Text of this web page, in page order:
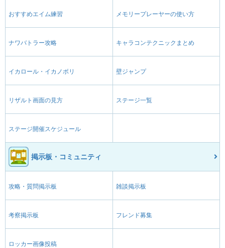
おすすめエイム練習 メモリープレーヤーの使い方
ナワバトラー攻略 キャラコンテクニックまとめ
イカロール・イカノボリ 壁ジャンプ
リザルト画面の見方 ステージ一覧
ステージ開催スケジュール
掲示板・コミュニティ
攻略・質問掲示板 雑談掲示板
考察掲示板 フレンド募集
ロッカー画像投稿